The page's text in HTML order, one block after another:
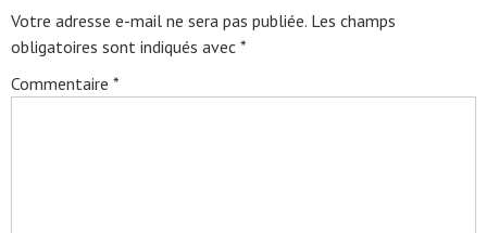
Votre adresse e-mail ne sera pas publiée. Les champs
obligatoires sont indiqués avec *
Commentaire *